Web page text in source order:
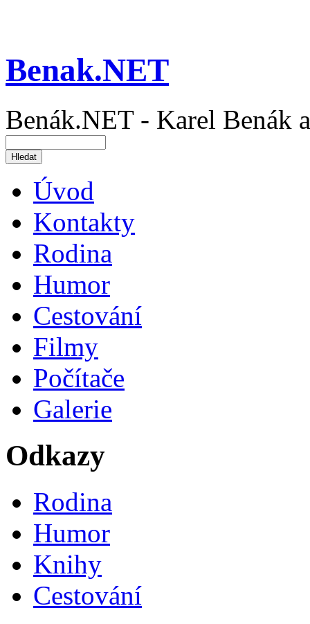
Benak.NET
Benák.NET - Karel Benák
Úvod
Kontakty
Rodina
Humor
Cestování
Filmy
Počítače
Galerie
Odkazy
Rodina
Humor
Knihy
Cestování